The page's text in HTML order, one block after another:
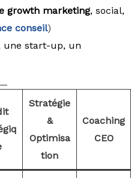
growth marketing, social,
conseil)
une start-up, un
Stratégie
&
Optimisa
tion
Coaching
CEO